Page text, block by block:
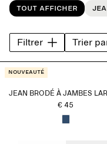
simplicité ludique,
le confort et la
robe de tous les jours.
Tout afficher
Filtrer Trier
Nouveauté
JEAN BRODÉ À JAMBES
€ 45